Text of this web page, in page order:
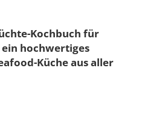
Kochbuch für
ein hochwertiges
Küche aus aller